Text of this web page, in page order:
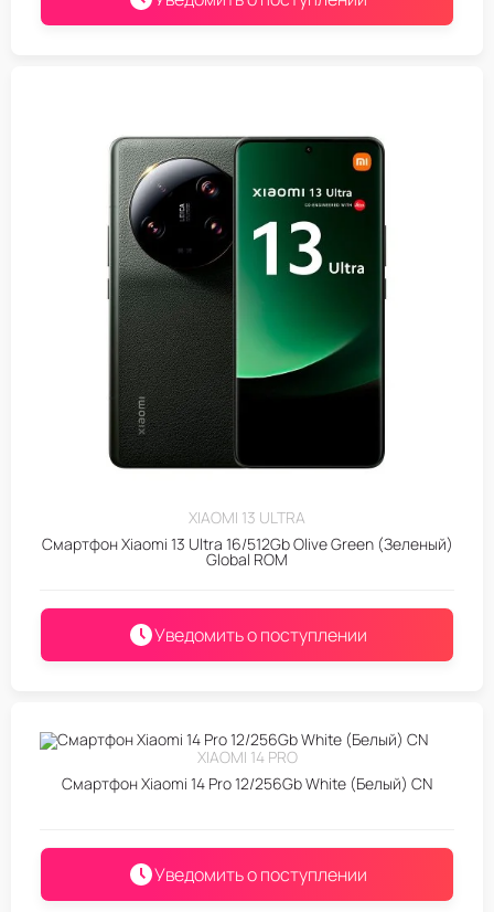
XIAOMI 13 ULTRA
Смартфон Xiaomi 13 Ultra 16/512Gb Olive Green (Зеленый)
Global ROM
Уведомить о поступлении
XIAOMI 14 PRO
Смартфон Xiaomi 14 Pro 12/256Gb White (Белый) CN
Уведомить о поступлении